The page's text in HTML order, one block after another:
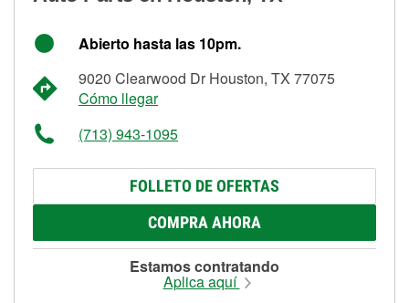
Abierto hasta las 10pm.
9020 Clearwood Dr Houston, TX 77075
Cómo llegar
(713) 943-1095
FOLLETO DE OFERTAS
COMPRA AHORA
Estamos contratando
Aplica aquí